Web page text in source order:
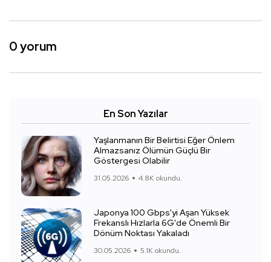
0 yorum
En Son Yazılar
Yaşlanmanın Bir Belirtisi Eğer Önlem
Almazsanız Ölümün Güçlü Bir
Göstergesi Olabilir
31.05.2026 4.8K okundu.
Japonya 100 Gbps'yi Aşan Yüksek
Frekanslı Hızlarla 6G'de Önemli Bir
Dönüm Noktası Yakaladı
30.05.2026 5.1K okundu.